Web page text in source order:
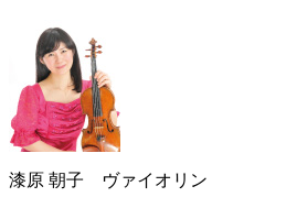
漆原 朝子 ヴァイオリン